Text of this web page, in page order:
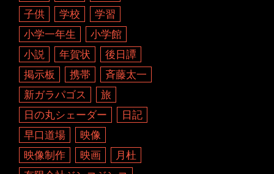
子供
学校
学習
小学一年生
小学館
小説
年賀状
後日譚
掲示板
携帯
斉藤太一
新ガラパゴス
旅
日の丸シェーダー
日記
早口道場
映像
映像制作
映画
月杜